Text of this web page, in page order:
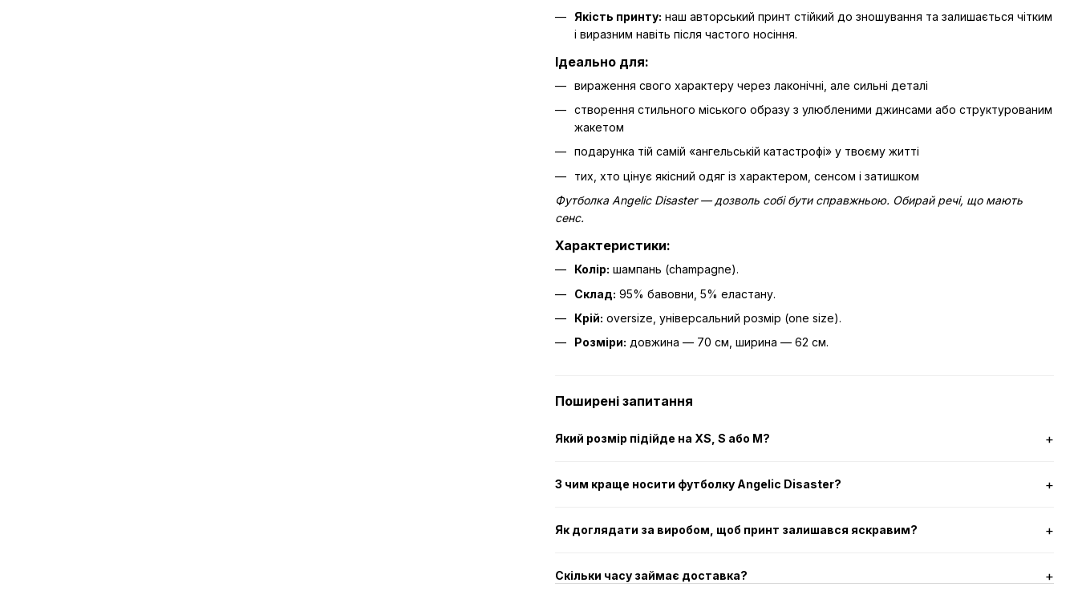
Якість принту: наш авторський принт стійкий до зношування та залишається чітким
і виразним навіть після частого носіння.
Ідеально для:
вираження свого характеру через лаконічні, але сильні деталі
створення стильного міського образу з улюбленими джинсами або структурованим
жакетом
подарунка тій самій «ангельській катастрофі» у твоєму житті
тих, хто цінує якісний одяг із характером, сенсом і затишком
Футболка Angelic Disaster — дозволь собі бути справжньою. Обирай речі, що мають
сенс.
Характеристики:
Колір: шампань (champagne).
Склад: 95% бавовни, 5% еластану.
Крій: oversize, універсальний розмір (one size).
Розміри: довжина — 70 см, ширина — 62 см.
Поширені запитання
Який розмір підійде на XS, S або M?
З чим краще носити футболку Angelic Disaster?
Як доглядати за виробом, щоб принт залишався яскравим?
Скільки часу займає доставка?